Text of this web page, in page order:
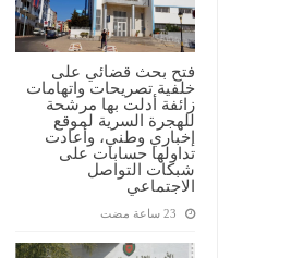
فتح بحث قضائي على
خلفية تصريحات واتهامات
زائفة أدلت بها مرشحة
للهجرة السرية لموقع
إخباري وطني، وأعادت
تداولها حسابات على
شبكات التواصل
الاجتماعي